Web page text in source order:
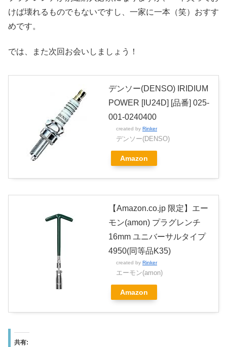
けば壊れるものでもないですし、一家に一本（笑）おすす
めです。
では、また次回お会いしましょう！
デンソー(DENSO) IRIDIUM
POWER [IU24D] [品番] 025-
001-0240400
created by Rinker
デンソー(DENSO)
Amazon
【Amazon.co.jp 限定】エー
モン(amon) プラグレンチ
16mm ユニバーサルタイプ
4950(同等品K35)
created by Rinker
エーモン(amon)
Amazon
共有: